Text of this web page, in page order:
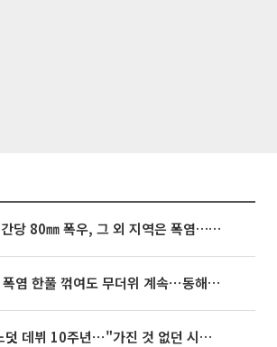
동해안은 시간당 80㎜ 폭우, 그 외 지역은 폭염…‘극과 극 날씨’
[내일 날씨] 폭염 한풀 꺾여도 무더위 계속⋯동해안 이틀 연속 비
임영웅, 어느덧 데뷔 10주년⋯"가진 것 없던 시절, 내 앞엔 20명의 팬뿐"